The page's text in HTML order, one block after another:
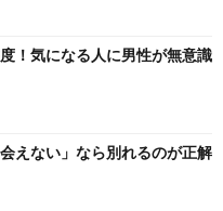
！気になる人に男性が無意識
えない」なら別れるのが正解